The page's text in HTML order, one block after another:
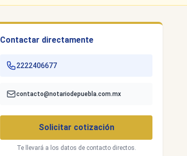
Contactar directamente
2222406677
contacto@notariodepuebla.com.mx
Solicitar cotización
Te llevará a los datos de contacto directos.